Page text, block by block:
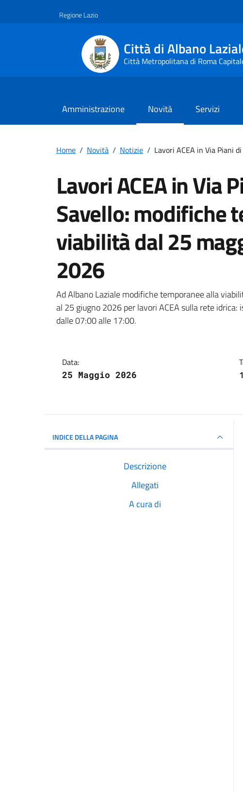
Regione Lazio
Città di Albano
Città Metropolitana di Roma
Amministrazione Novità Servizi
Home / Novità / Notizie / Lavori ACEA in Via Piani
Lavori ACEA in Via
Savello: modifiche
viabilità dal 25
2026
Dettagli della notizia
Ad Albano Laziale modifiche temporanee alla
al 25 giugno 2026 per lavori ACEA sulla rete
dalle 07:00 alle 17:00.
Data:
25 Maggio 2026
INDICE DELLA PAGINA
Descrizione
Allegati
A cura di